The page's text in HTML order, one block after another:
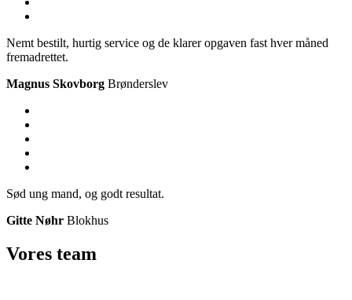
Nemt bestilt, hurtig service og de klarer opgaven fast hver måned
fremadrettet.
Magnus Skovborg Brønderslev
Sød ung mand, og godt resultat.
Gitte Nøhr Blokhus
Vores team